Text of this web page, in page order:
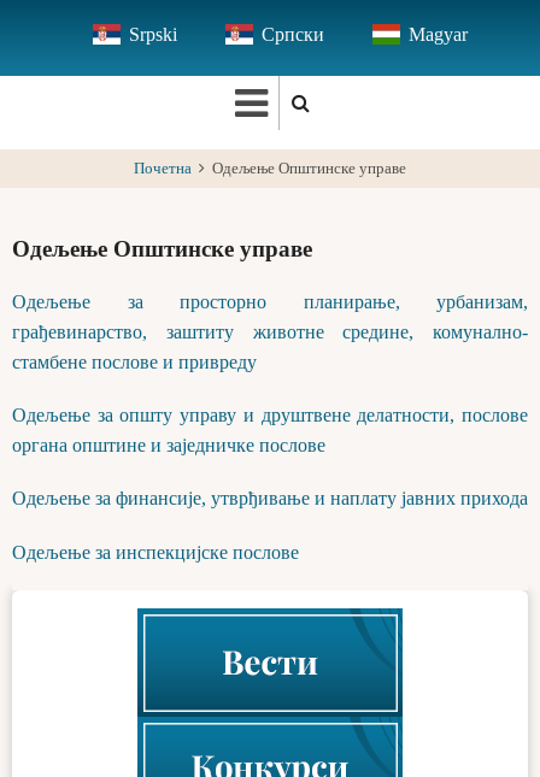
main
Srpski Српски Magyar
Почетна Одељење Општинске управе
Одељење Општинске управе
Одељење за просторно планирање, урбанизам,
грађевинарство, заштиту животне средине, комунално-
стамбене послове и привреду
Одељење за општу управу и друштвене делатности, послове
органа општине и заједничке послове
Одељење за финансије, утврђивање и наплату јавних прихода
Одељење за инспекцијске послове